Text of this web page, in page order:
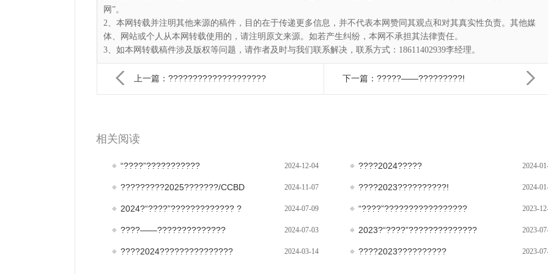
网”。
2、本网转载并注明其他来源的稿件，目的在于传递更多信息，并不代表本网赞同其观点和对其真实性负责。其他媒
体、网站或个人从本网转载使用的，请注明原文来源。如若产生纠纷，本网不承担其法律责任。
3、如本网转载稿件涉及版权等问题，请作者及时与我们联系解决，联系方式：18611402939李经理。
上一篇：???????????????????? 下一篇：?????——?????????!
相关阅读
“????”??????????? 2024-12-04
?????????2025???????/CCBD 2024-11-07
2024?“????”????????????? ? 2024-07-09
????——?????????????? 2024-07-03
????2024??????????????? 2024-03-14
????2024????? 2024-
????2023??????????! 2024-
“????”????????????????? 2023-
2023?“????”?????????????? 2023-
????2023?????????? 2023-